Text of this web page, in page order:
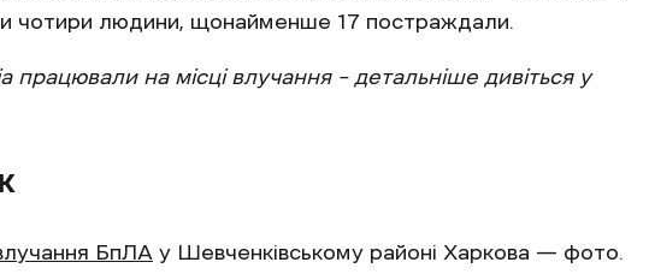
чотири людини, щонайменше 17 постраждали.
працювали на місці влучання – детальніше дивіться у
БпЛА у Шевченківському районі Харкова — фото.